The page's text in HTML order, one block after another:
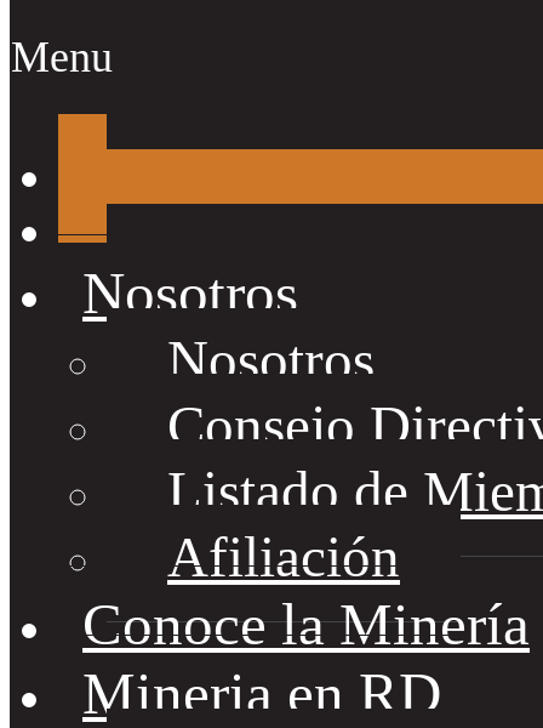
Menu
Nosotros
Nosotros
Consejo
Listado de
Afiliación
Conoce la Minería
Mineria en RD